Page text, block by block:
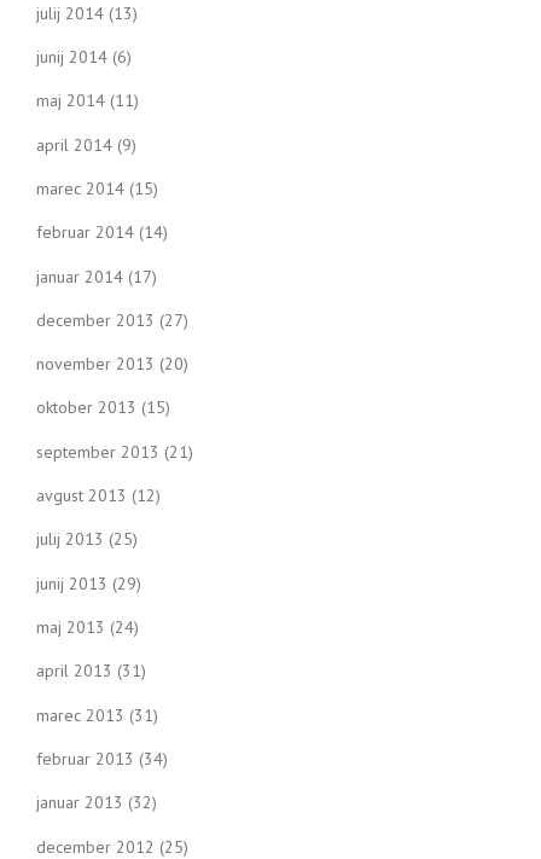
julij 2014 (13)
junij 2014 (6)
maj 2014 (11)
april 2014 (9)
marec 2014 (15)
februar 2014 (14)
januar 2014 (17)
december 2013 (27)
november 2013 (20)
oktober 2013 (15)
september 2013 (21)
avgust 2013 (12)
julij 2013 (25)
junij 2013 (29)
maj 2013 (24)
april 2013 (31)
marec 2013 (31)
februar 2013 (34)
januar 2013 (32)
december 2012 (25)